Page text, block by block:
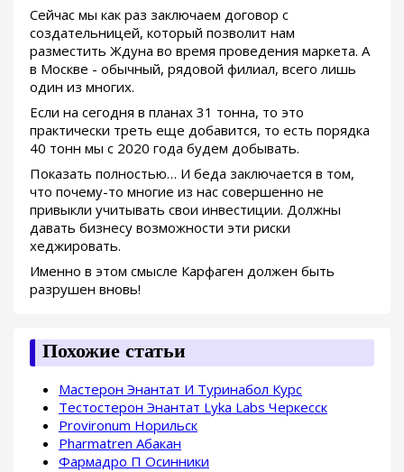
Сейчас мы как раз заключаем договор с
создательницей, который позволит нам
разместить Ждуна во время проведения маркета. А
в Москве - обычный, рядовой филиал, всего лишь
один из многих.
Если на сегодня в планах 31 тонна, то это
практически треть еще добавится, то есть порядка
40 тонн мы с 2020 года будем добывать.
Показать полностью… И беда заключается в том,
что почему-то многие из нас совершенно не
привыкли учитывать свои инвестиции. Должны
давать бизнесу возможности эти риски
хеджировать.
Именно в этом смысле Карфаген должен быть
разрушен вновь!
Похожие статьи
Мастерон Энантат И Туринабол Курс
Тестостерон Энантат Lyka Labs Черкесск
Provironum Норильск
Pharmatren Абакан
Фармадро П Осинники